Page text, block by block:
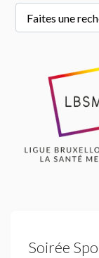
Soirée